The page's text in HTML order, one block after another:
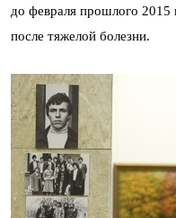
до февраля прошлого 2015
после тяжелой болезни.